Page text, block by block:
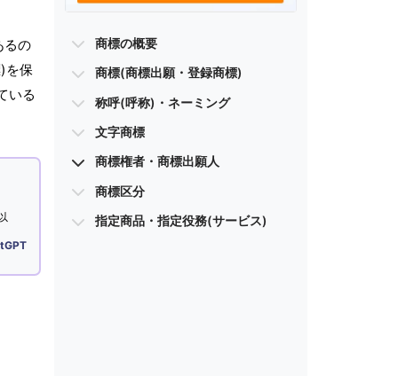
るの
を保
いる
商標の概要
商標(商標出願・登録商標)
称呼(呼称)・ネーミング
文字商標
商標権者・商標出願人
商標区分
指定商品・指定役務(サービス)